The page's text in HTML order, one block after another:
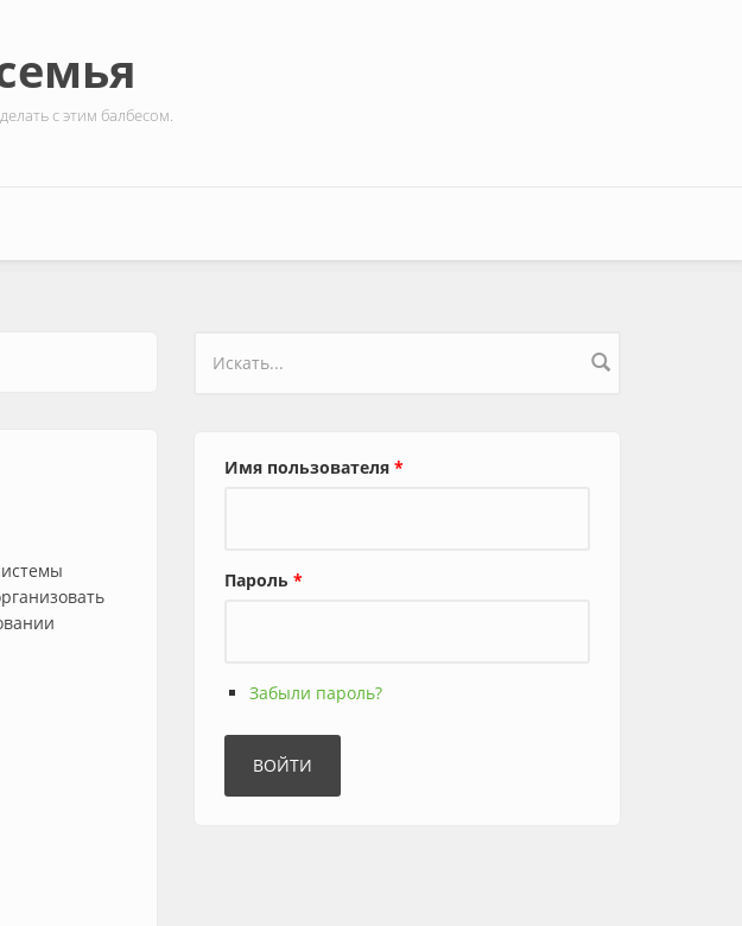
с этим балбесом.
Форма поиска
Имя пользователя *
Пароль *
Забыли пароль?